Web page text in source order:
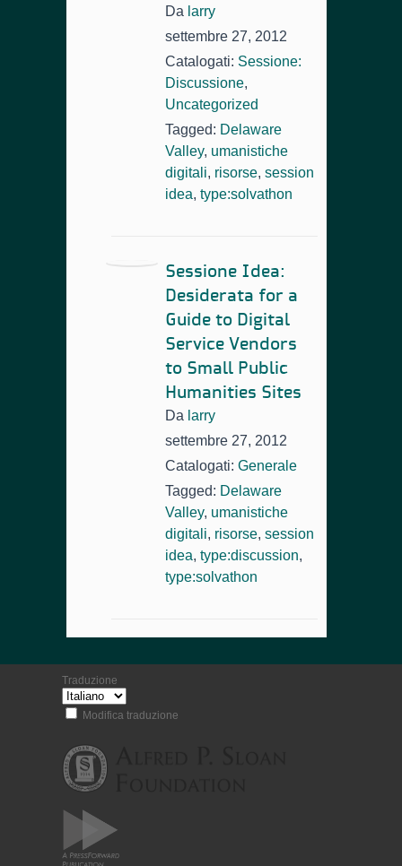
Da larry
settembre 27, 2012
Catalogati: Sessione:
Discussione,
Uncategorized
Tagged: Delaware
Valley, umanistiche
digitali, risorse, session
idea, type:solvathon
Sessione Idea:
Desiderata for a
Guide to Digital
Service Vendors
to Small Public
Humanities Sites
Da larry
settembre 27, 2012
Catalogati: Generale
Tagged: Delaware
Valley, umanistiche
digitali, risorse, session
idea, type:discussion,
type:solvathon
Traduzione
Modifica traduzione